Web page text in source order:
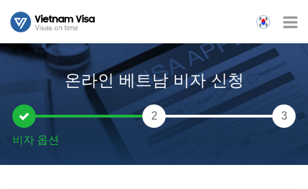
온라인 베트남 비자 신청
2 3